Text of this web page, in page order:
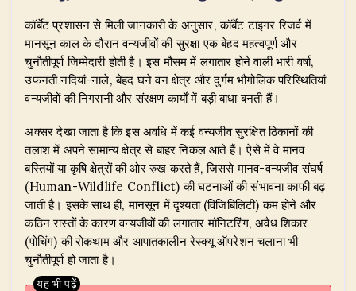
​कॉर्बेट प्रशासन से मिली जानकारी के अनुसार, कॉर्बेट टाइगर रिजर्व में
मानसून काल के दौरान वन्यजीवों की सुरक्षा एक बेहद महत्वपूर्ण और
चुनौतीपूर्ण जिम्मेदारी होती है। इस मौसम में लगातार होने वाली भारी वर्षा,
उफनती नदियां-नाले, बेहद घने वन क्षेत्र और दुर्गम भौगोलिक परिस्थितियां
वन्यजीवों की निगरानी और संरक्षण कार्यों में बड़ी बाधा बनती हैं।
​अक्सर देखा जाता है कि इस अवधि में कई वन्यजीव सुरक्षित ठिकानों की
तलाश में अपने सामान्य क्षेत्र से बाहर निकल आते हैं। ऐसे में वे मानव
बस्तियों या कृषि क्षेत्रों की ओर रुख करते हैं, जिससे मानव-वन्यजीव संघर्ष
(Human-Wildlife Conflict) की घटनाओं की संभावना काफी बढ़
जाती है। इसके साथ ही, मानसून में दृश्यता (विजिबिलिटी) कम होने और
कठिन रास्तों के कारण वन्यजीवों की लगातार मॉनिटरिंग, अवैध शिकार
(पोचिंग) की रोकथाम और आपातकालीन रेस्क्यू ऑपरेशन चलाना भी
चुनौतीपूर्ण हो जाता है।